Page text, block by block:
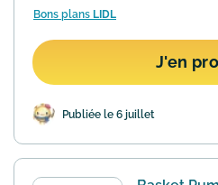
Bons plans LIDL
J'en
Publiée le 6 juillet